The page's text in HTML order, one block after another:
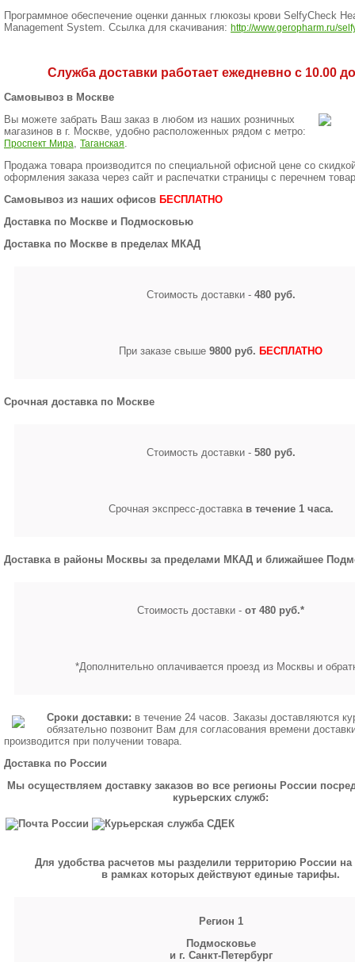
Программное обеспечение оценки данных глюкозы крови SelfyCheck
Management System. Ссылка для скачивания: http://www.geropharm.ru/
Служба доставки работает ежедневно с 10.00
Самовывоз в Москве
Вы можете забрать Ваш заказ в любом из наших розничных
магазинов в г. Москве, удобно расположенных рядом с метро:
Проспект Мира Таганская
Продажа товара производится по специальной офисной цене со
оформления заказа через сайт и распечатки страницы с перечнем
Самовывоз из наших офисов БЕСПЛАТНО
Доставка по Москве и Подмосковью
Доставка по Москве в пределах МКАД
Стоимость доставки - 480 руб.
При заказе свыше 9800 руб. БЕСПЛАТНО
Срочная доставка по Москве
Стоимость доставки - 580 руб.
Срочная экспресс-доставка в течение 1 часа.
Доставка в районы Москвы за пределами МКАД и ближайшее
Стоимость доставки - от 480 руб.*
*Дополнительно оплачивается проезд из Москвы и
Сроки доставки: в течение 24 часов. Заказы доставляются
обязательно позвонит Вам для согласования времени
производится при получении товара.
Доставка по России
Мы осуществляем доставку заказов во все регионы России
курьерских служб:
Для удобства расчетов мы разделили территорию России на
в рамках которых действуют единые тарифы.
Регион 1
Подмосковье
и г. Санкт-Петербург